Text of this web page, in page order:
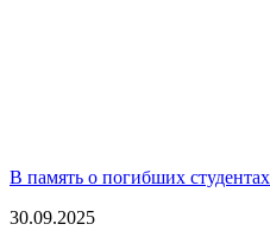
В память о погибших
30.09.2025